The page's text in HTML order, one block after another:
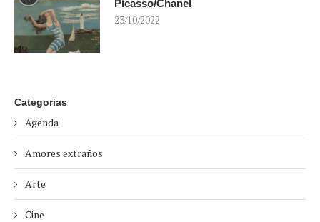
Picasso/Chanel
23/10/2022
Categorias
Agenda
Amores extraños
Arte
Cine